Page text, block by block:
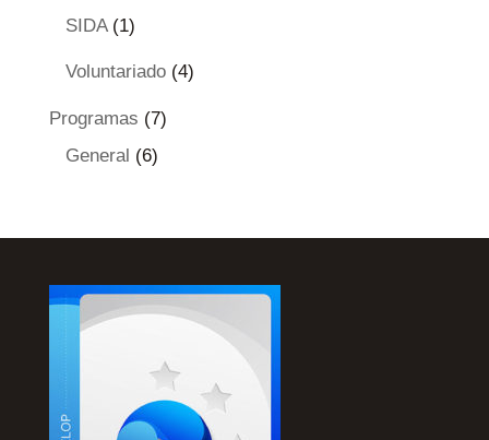
SIDA(1)
Voluntariado(4)
Programas (7)
General (6)